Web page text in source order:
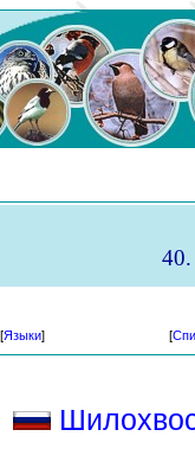
[Языки] [